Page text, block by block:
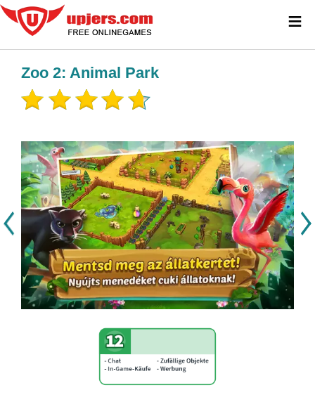
Zoo 2: Animal Park
≡